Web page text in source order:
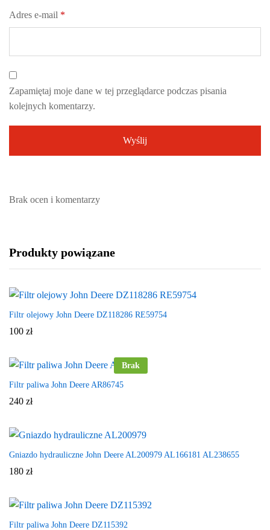
Adres e-mail *
Zapamiętaj moje dane w tej przeglądarce podczas pisania
kolejnych komentarzy.
Brak ocen i komentarzy
Produkty powiązane
Filtr olejowy John Deere DZ118286 RE59754
100 zł
Brak
Filtr paliwa John Deere AR86745
240 zł
Gniazdo hydrauliczne John Deere AL200979 AL166181 AL238655
180 zł
Filtr paliwa John Deere DZ115392